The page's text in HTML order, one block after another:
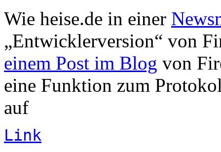
Wie heise.de in einer
„Entwicklerversion“ von
einem Post im Blog von
eine Funktion zum
auf
Link